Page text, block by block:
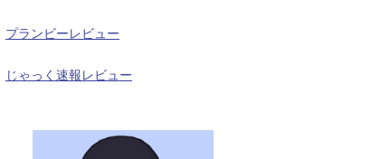
プランビーレビュー
じゃっく速報レビュー